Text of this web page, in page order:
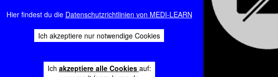
Hier findest du die Datenschutzrichtlinien von MEDI-LEARN
Ich akzeptiere nur notwendige Cookies
Ich akzeptiere alle Cookies auf: